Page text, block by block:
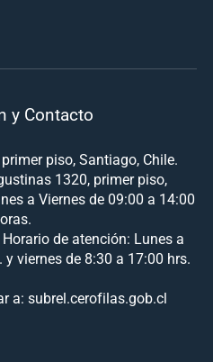
y Contacto
piso, Santiago, Chile.
1320, primer piso,
a Viernes de 09:00 a 14:00
de atención: Lunes a
viernes de 8:30 a 17:00 hrs.
a: subrel.cerofilas.gob.cl